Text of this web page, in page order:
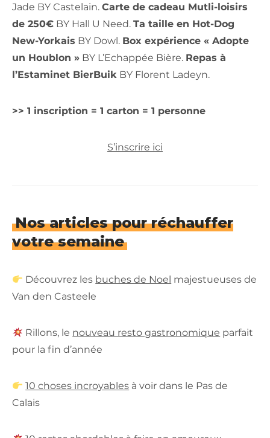
Jade BY Castelain. Carte de cadeau Mutli-loisirs
de 250€ BY Hall U Need. Ta taille en Hot-Dog
New-Yorkais BY Dowl. Box expérience « Adopte
un Houblon » BY L’Echappée Bière. Repas à
l’Estaminet BierBuik BY Florent Ladeyn.
>> 1 inscription = 1 carton = 1 personne
S’inscrire ici
Nos articles pour réchauffer
votre semaine
Découvrez les buches de Noel majestueuses de
Van den Casteele
Rillons, le nouveau resto gastronomique parfait
pour la fin d’année
10 choses incroyables à voir dans le Pas de
Calais